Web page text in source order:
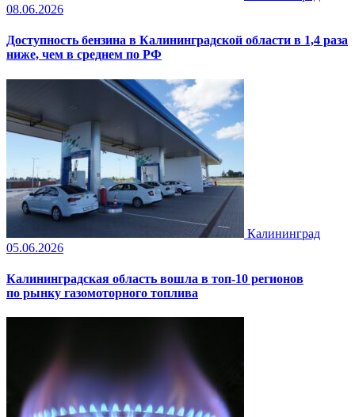
08.06.2026
Доступность бензина в Калининградской области в 1,4 раза
ниже, чем в среднем по РФ
Калининград
05.06.2026
Калининградская область вошла в топ‑10 регионов
по рынку газомоторного топлива